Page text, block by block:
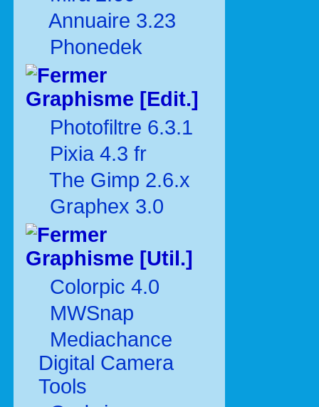
Annuaire 3.23
Phonedek
Graphisme [Edit.]
Photofiltre 6.3.1
Pixia 4.3 fr
The Gimp 2.6.x
Graphex 3.0
Graphisme [Util.]
Colorpic 4.0
MWSnap
Mediachance
Digital Camera
Tools